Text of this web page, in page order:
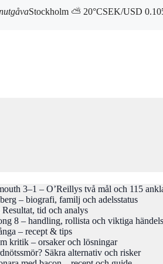
Stockholm ⛅ 20°CSEK/USD
3–1 – O’Reillys två mål och 115
– biografi, familj och adelsstatus
tid och analys
8 – handling, rollista och viktiga
– recept & tips
kritik – orsaker och lösningar
Säkra alternativ och risker